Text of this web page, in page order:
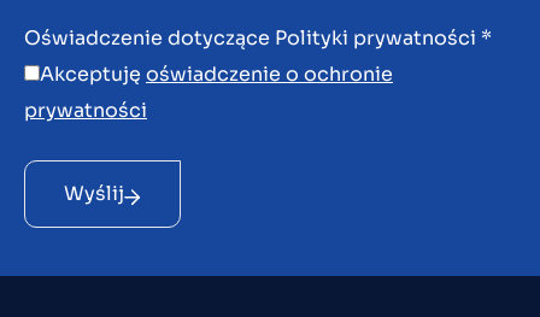
Oświadczenie dotyczące Polityki prywatności *
Akceptuję oświadczenie o ochronie
prywatności
Wyślij